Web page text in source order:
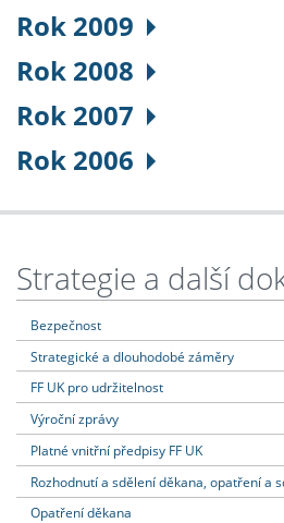
Rok 2009
Rok 2008
Rok 2007
Rok 2006
Strategie a další
Bezpečnost
Strategické a dlouhodobé záměry
FF UK pro udržitelnost
Výroční zprávy
Platné vnitřní předpisy FF UK
Rozhodnutí a sdělení děkana, opatření a
Opatření děkana